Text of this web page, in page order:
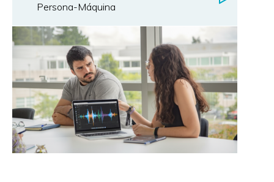
Persona-Máquina